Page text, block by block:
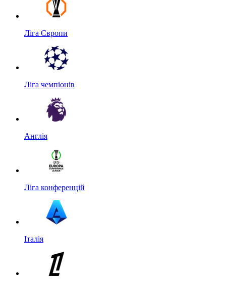
Ліга Європи
Ліга чемпіонів
Англія
Ліга конференцій
Італія